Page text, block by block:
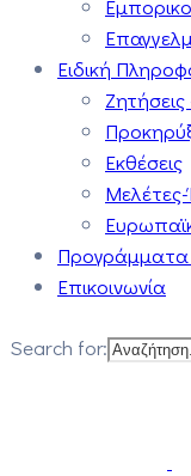
Ειδική
Εκθέσεις
Επικοινωνία
Search for: